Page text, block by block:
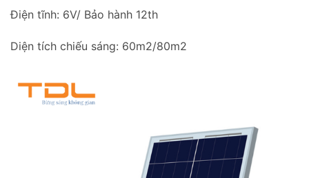
Điện tĩnh: 6V/ Bảo hành 12th
Diện tích chiếu sáng: 60m2/80m2